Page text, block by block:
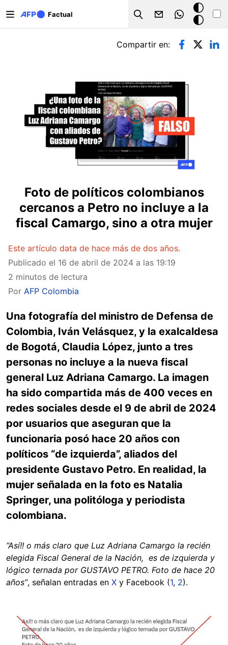
Factual
Search
Modo
oscuro
Solapas principales
Compartir en:
Foto de políticos colombianos
cercanos a Petro no incluye a la
fiscal Camargo, sino a otra mujer
Este artículo data de hace más de dos años.
Publicado el 16 de abril de 2024 a las 19:19
2 minutos de lectura
Por AFP Colombia
Una fotografía del ministro de Defensa de
Colombia, Iván Velásquez, y la exalcaldesa
de Bogotá, Claudia López, junto a tres
personas no incluye a la nueva fiscal
general Luz Adriana Camargo. La imagen
ha sido compartida más de 400 veces en
redes sociales desde el 9 de abril de 2024
por usuarios que aseguran que la
funcionaria posó hace 20 años con
políticos “de izquierda”, aliados del
presidente Gustavo Petro. En realidad, la
mujer señalada en la foto es Natalia
Springer, una politóloga y periodista
colombiana.
“Así!! o más claro que Luz Adriana Camargo la recién
elegida Fiscal General de la Nación, es de izquierda y
lógico ternada por GUSTAVO PETRO. Foto de hace 20
años”, señalan entradas en X y Facebook (1, 2).
Image